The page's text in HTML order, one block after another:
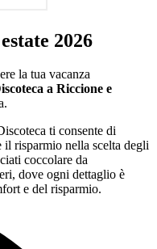
2026
la tua vacanza
a Riccione e
ti consente di
il risparmio nella scelta degli
coccolare da
dove ogni dettaglio è
e del risparmio.